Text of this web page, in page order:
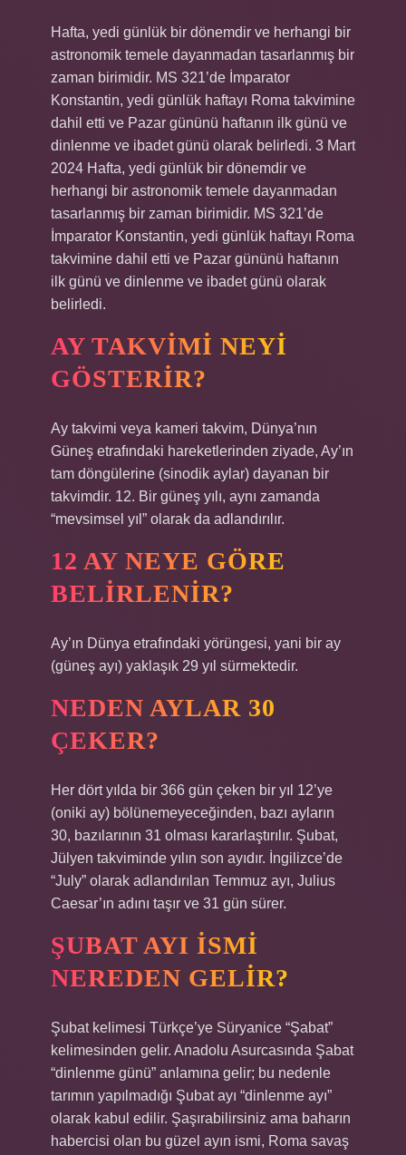
Hafta, yedi günlük bir dönemdir ve herhangi bir
astronomik temele dayanmadan tasarlanmış bir
zaman birimidir. MS 321’de İmparator
Konstantin, yedi günlük haftayı Roma takvimine
dahil etti ve Pazar gününü haftanın ilk günü ve
dinlenme ve ibadet günü olarak belirledi. 3 Mart
2024 Hafta, yedi günlük bir dönemdir ve
herhangi bir astronomik temele dayanmadan
tasarlanmış bir zaman birimidir. MS 321’de
İmparator Konstantin, yedi günlük haftayı Roma
takvimine dahil etti ve Pazar gününü haftanın
ilk günü ve dinlenme ve ibadet günü olarak
belirledi.
AY TAKVIMI NEYI
GÖSTERIR?
Ay takvimi veya kameri takvim, Dünya’nın
Güneş etrafındaki hareketlerinden ziyade, Ay’ın
tam döngülerine (sinodik aylar) dayanan bir
takvimdir. 12. Bir güneş yılı, aynı zamanda
“mevsimsel yıl” olarak da adlandırılır.
12 AY NEYE GÖRE
BELIRLENIR?
Ay’ın Dünya etrafındaki yörüngesi, yani bir ay
(güneş ayı) yaklaşık 29 yıl sürmektedir.
NEDEN AYLAR 30
ÇEKER?
Her dört yılda bir 366 gün çeken bir yıl 12’ye
(oniki ay) bölünemeyeceğinden, bazı ayların
30, bazılarının 31 olması kararlaştırılır. Şubat,
Jülyen takviminde yılın son ayıdır. İngilizce’de
“July” olarak adlandırılan Temmuz ayı, Julius
Caesar’ın adını taşır ve 31 gün sürer.
ŞUBAT AYI ISMI
NEREDEN GELIR?
Şubat kelimesi Türkçe’ye Süryanice “Şabat”
kelimesinden gelir. Anadolu Asurcasında Şabat
“dinlenme günü” anlamına gelir; bu nedenle
tarımın yapılmadığı Şubat ayı “dinlenme ayı”
olarak kabul edilir. Şaşırabilirsiniz ama baharın
habercisi olan bu güzel ayın ismi, Roma savaş